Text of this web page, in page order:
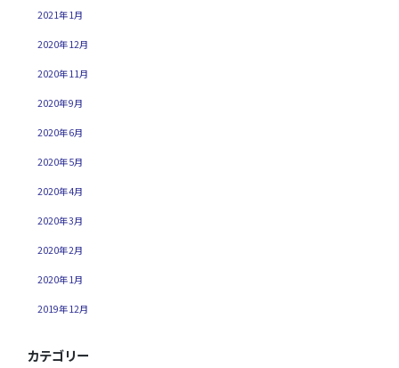
2021年1月
2020年12月
2020年11月
2020年9月
2020年6月
2020年5月
2020年4月
2020年3月
2020年2月
2020年1月
2019年12月
カテゴリー